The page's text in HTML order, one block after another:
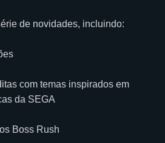
de novidades, incluindo:
com temas inspirados em
da SEGA
Boss Rush